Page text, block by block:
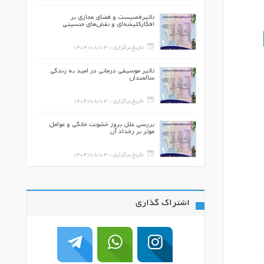
تاثیرفمنیست و فضای مجازی بر
افکارکلیشه‌ای و نقش‌های جنسیتی
تاریخ برگزاری ::1404/08/03
تاثیر موسیقی درمانی در امید به زندگی
سالمندان
تاریخ برگزاری ::1404/08/03
بررسی علل بروز خشونت خانگی و عوامل
موثر بر رخداد آن
تاریخ برگزاری ::1404/08/03
اشتراک گذاری